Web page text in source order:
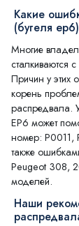
Какие
(бугеля
Многие
сталкиваются
Причин у этих
корень
распредвала.
EP6 может
номер: P0011,
также
Peugeot 308,
моделей.
Наши